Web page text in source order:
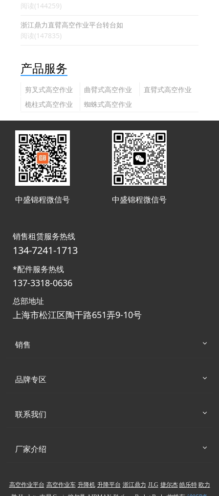
阅读(144259)
浙江鼎力直臂高空作业平台转台如
阅读(147835)
产品服务
剪叉式高空作业
平台
曲臂式高空作业
平台
直臂式高空作业
桅柱式高空作业
蜘蛛式高空作业
中盛锦程微信号 中盛锦程微信号
销售租赁服务热线
134-7241-1713
*配件服务热线
137-3318-0636
总部地址
上海市松江区陶干路651弄9-10号
销售
品牌专区
联系我们
厂家介绍
高空作业平台 高空作业车 升降机 升降平台 浙江鼎力 JLG 捷尔杰 皓乐特 欧力